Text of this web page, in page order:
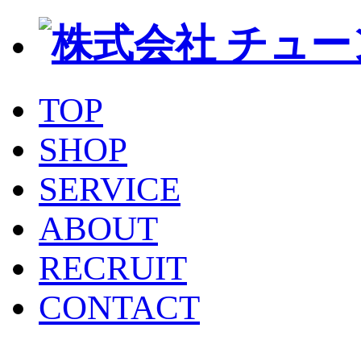
TOP
SHOP
SERVICE
ABOUT
RECRUIT
CONTACT